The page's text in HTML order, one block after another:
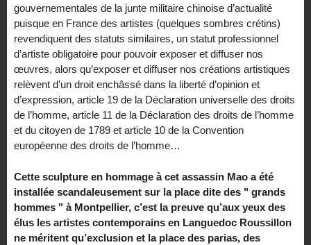
gouvernementales de la junte militaire chinoise d’actualité
puisque en France des artistes (quelques sombres crétins)
revendiquent des statuts similaires, un statut professionnel
d’artiste obligatoire pour pouvoir exposer et diffuser nos
œuvres, alors qu’exposer et diffuser nos créations artistiques
relèvent d’un droit enchâssé dans la liberté d’opinion et
d’expression, article 19 de la Déclaration universelle des droits
de l’homme, article 11 de la Déclaration des droits de l’homme
et du citoyen de 1789 et article 10 de la Convention
européenne des droits de l’homme…
Cette sculpture en hommage à cet assassin Mao a été
installée scandaleusement sur la place dite des " grands
hommes " à Montpellier, c’est la preuve qu’aux yeux des
élus les artistes contemporains en Languedoc Roussillon
ne méritent qu’exclusion et la place des parias, des